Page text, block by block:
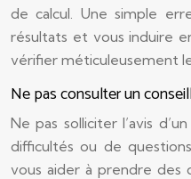
de calcul. Une simple
résultats et vous induire
vérifier méticuleusement
Ne pas consulter un
Ne pas solliciter l’avis
difficultés ou de
vous aider à prendre des